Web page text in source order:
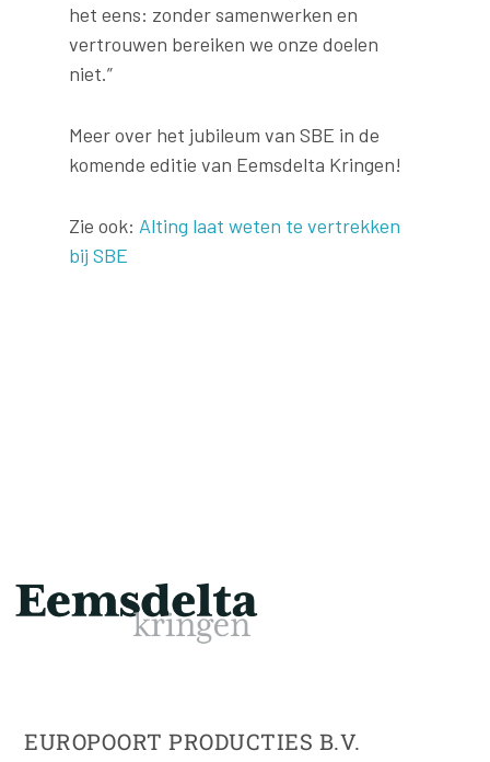
het eens: zonder samenwerken en
vertrouwen bereiken we onze doelen
niet.”
Meer over het jubileum van SBE in de
komende editie van Eemsdelta Kringen!
Zie ook: Alting laat weten te vertrekken
bij SBE
EUROPOORT PRODUCTIES B.V.